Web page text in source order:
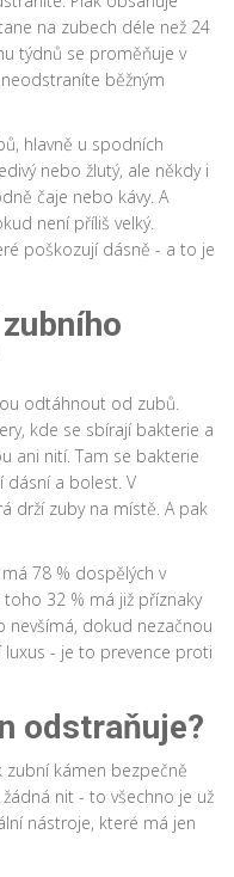
na zubech déle než 24
týdnů se proměňuje v
běžným
hlavně u spodních
nebo žlutý, ale někdy i
čaje nebo kávy. A
není příliš velký.
poškozují dásně - a to je
odtáhnout od zubů.
kde se sbírají bakterie a
ani nití. Tam se bakterie
dásní a bolest. V
drží zuby na místě. A pak
78 % dospělých v
32 % má již příznaky
nevšímá, dokud nezačnou
- je to prevence proti
odstraňuje?
zubní kámen bezpečně
nit - to všechno je už
nástroje, které má jen